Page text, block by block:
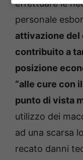
effettuare le
personale
attivazione del
contribuito a
posizione
“alle cure con
punto di vista
utilizzo dei
ad una scarsa
recato danni